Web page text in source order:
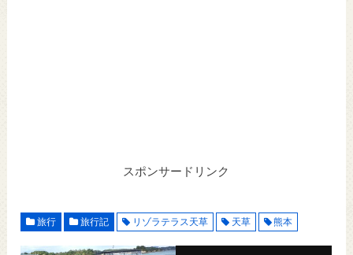
スポンサードリンク
旅行 旅行記 リゾラテラス天草 天草 熊本